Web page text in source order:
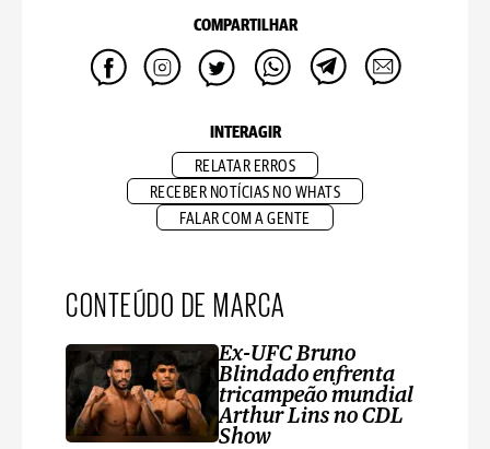
COMPARTILHAR
INTERAGIR
RELATAR ERROS
RECEBER NOTÍCIAS NO WHATS
FALAR COM A GENTE
CONTEÚDO DE MARCA
Ex-UFC Bruno
Blindado enfrenta
tricampeão mundial
Arthur Lins no CDL
Show